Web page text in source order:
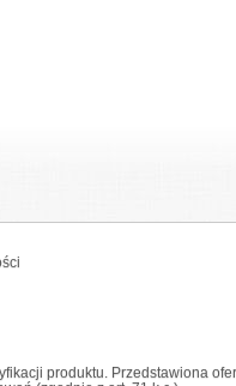
produktu. Przedstawiona